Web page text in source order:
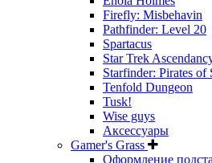
Firefly: Misbehavin
Pathfinder: Level 20
Spartacus
Star Trek
Starfinder: Pirates of
Tenfold Dungeon
Tusk!
Wise guys
Аксессуары
Gamer's Grass
Оформление